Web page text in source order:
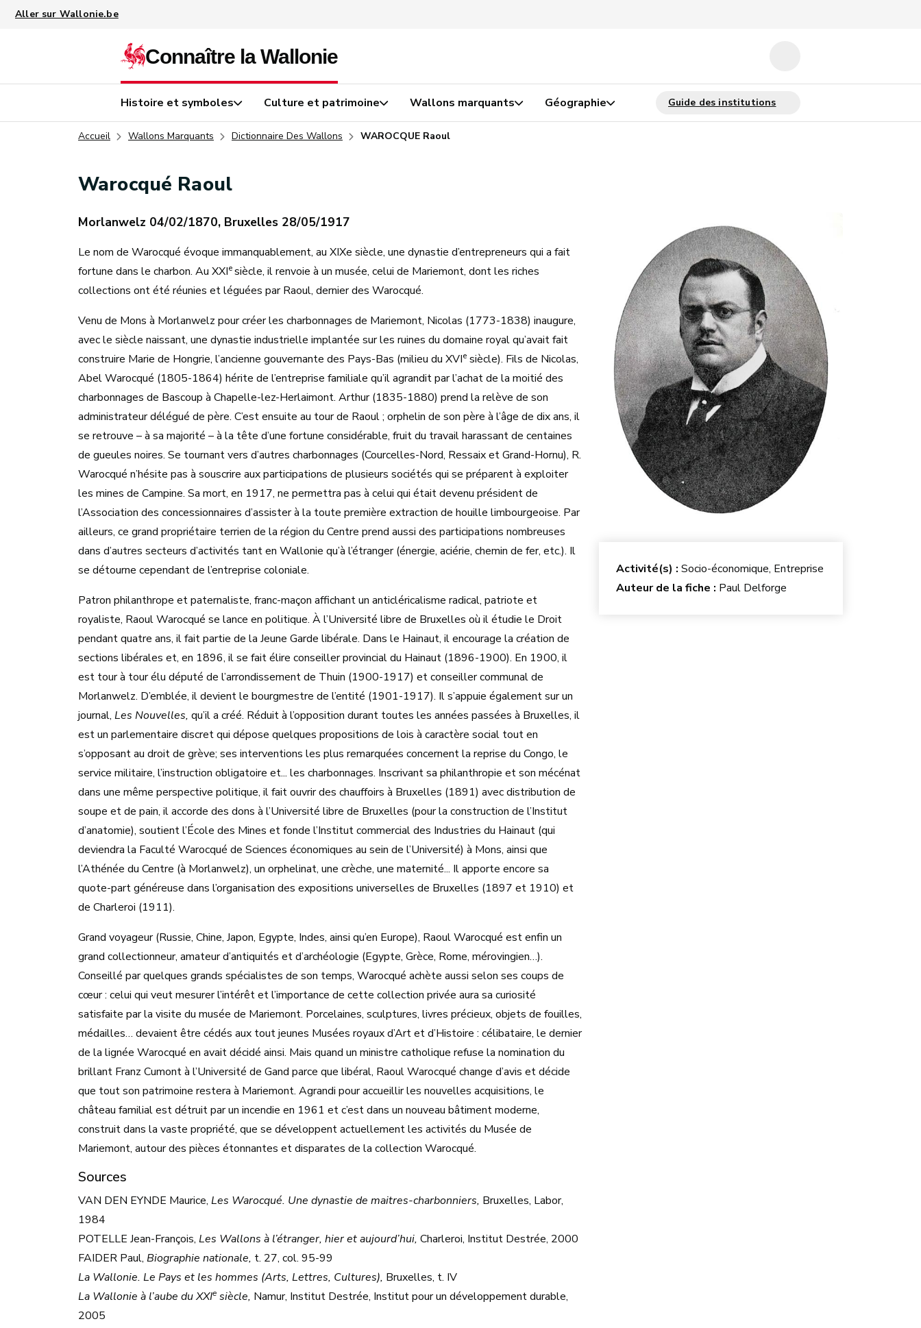
Histoire et symboles Culture et patrimoine Wallons marquants Géographie
Accueil Wallons Marquants Dictionnaire Des Wallons WAROCQUE Raoul
Warocqué Raoul
Morlanwelz 04/02/1870, Bruxelles 28/05/1917
Le nom de Warocqué évoque immanquablement, au XIXe siècle, une dynastie d’entrepreneurs qui a fait
fortune dans le charbon. Au XXIesiècle, il renvoie à un musée, celui de Mariemont, dont les riches
collections ont été réunies et léguées par Raoul, dernier des Warocqué.
Venu de Mons à Morlanwelz pour créer les charbonnages de Mariemont, Nicolas (1773-1838) inaugure,
avec le siècle naissant, une dynastie industrielle implantée sur les ruines du domaine royal qu’avait fait
construire Marie de Hongrie, l’ancienne gouvernante des Pays-Bas (milieu du XVIe siècle). Fils de Nicolas,
Abel Warocqué (1805-1864) hérite de l’entreprise familiale qu’il agrandit par l’achat de la moitié des
charbonnages de Bascoup à Chapelle-lez-Herlaimont. Arthur (1835-1880) prend la relève de son
administrateur délégué de père. C’est ensuite au tour de Raoul ; orphelin de son père à l’âge de dix ans, il
se retrouve – à sa majorité – à la tête d’une fortune considérable, fruit du travail harassant de centaines
de gueules noires. Se tournant vers d’autres charbonnages (Courcelles-Nord, Ressaix et Grand-Hornu), R.
Warocqué n’hésite pas à souscrire aux participations de plusieurs sociétés qui se préparent à exploiter
les mines de Campine. Sa mort, en 1917, ne permettra pas à celui qui était devenu président de
l’Association des concessionnaires d’assister à la toute première extraction de houille limbourgeoise. Par
ailleurs, ce grand propriétaire terrien de la région du Centre prend aussi des participations nombreuses
dans d’autres secteurs d’activités tant en Wallonie qu’à l’étranger (énergie, aciérie, chemin de fer, etc.). Il
se détourne cependant de l’entreprise coloniale.
Patron philanthrope et paternaliste, franc-maçon affichant un anticléricalisme radical, patriote et
royaliste, Raoul Warocqué se lance en politique. À l’Université libre de Bruxelles où il étudie le Droit
pendant quatre ans, il fait partie de la Jeune Garde libérale. Dans le Hainaut, il encourage la création de
sections libérales et, en 1896, il se fait élire conseiller provincial du Hainaut (1896-1900). En 1900, il
est tour à tour élu député de l’arrondissement de Thuin (1900-1917) et conseiller communal de
Morlanwelz. D’emblée, il devient le bourgmestre de l’entité (1901-1917). Il s’appuie également sur un
journal, Les Nouvelles, qu’il a créé. Réduit à l’opposition durant toutes les années passées à Bruxelles, il
est un parlementaire discret qui dépose quelques propositions de lois à caractère social tout en
s’opposant au droit de grève; ses interventions les plus remarquées concernent la reprise du Congo, le
service militaire, l’instruction obligatoire et... les charbonnages. Inscrivant sa philanthropie et son mécénat
dans une même perspective politique, il fait ouvrir des chauffoirs à Bruxelles (1891) avec distribution de
soupe et de pain, il accorde des dons à l’Université libre de Bruxelles (pour la construction de l’Institut
d’anatomie), soutient l’École des Mines et fonde l’Institut commercial des Industries du Hainaut (qui
deviendra la Faculté Warocqué de Sciences économiques au sein de l’Université) à Mons, ainsi que
l’Athénée du Centre (à Morlanwelz), un orphelinat, une crèche, une maternité... Il apporte encore sa
quote-part généreuse dans l’organisation des expositions universelles de Bruxelles (1897 et 1910) et
de Charleroi (1911).
Grand voyageur (Russie, Chine, Japon, Egypte, Indes, ainsi qu’en Europe), Raoul Warocqué est enfin un
grand collectionneur, amateur d’antiquités et d’archéologie (Egypte, Grèce, Rome, mérovingien…).
Conseillé par quelques grands spécialistes de son temps, Warocqué achète aussi selon ses coups de
cœur : celui qui veut mesurer l’intérêt et l’importance de cette collection privée aura sa curiosité
satisfaite par la visite du musée de Mariemont. Porcelaines, sculptures, livres précieux, objets de fouilles,
médailles… devaient être cédés aux tout jeunes Musées royaux d’Art et d’Histoire : célibataire, le dernier
de la lignée Warocqué en avait décidé ainsi. Mais quand un ministre catholique refuse la nomination du
brillant Franz Cumont à l’Université de Gand parce que libéral, Raoul Warocqué change d’avis et décide
que tout son patrimoine restera à Mariemont. Agrandi pour accueillir les nouvelles acquisitions, le
château familial est détruit par un incendie en 1961 et c’est dans un nouveau bâtiment moderne,
construit dans la vaste propriété, que se développent actuellement les activités du Musée de
Mariemont, autour des pièces étonnantes et disparates de la collection Warocqué.
Sources
VAN DEN EYNDE Maurice, Les Warocqué. Une dynastie de maitres-charbonniers, Bruxelles, Labor,
1984
POTELLE Jean-François, Les Wallons à l’étranger, hier et aujourd’hui, Charleroi, Institut Destrée, 2000
FAIDER Paul, Biographie nationale, t. 27, col. 95-99
La Wallonie. Le Pays et les hommes (Arts, Lettres, Cultures), Bruxelles, t. IV
La Wallonie à l’aube du XXIe siècle, Namur, Institut Destrée, Institut pour un développement durable,
2005
Activité(s) : Socio-économique, Entreprise
Auteur de la fiche : Paul Delforge